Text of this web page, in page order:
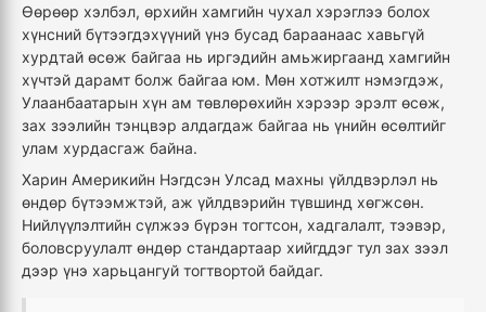
Өөрөөр хэлбэл, өрхийн хамгийн чухал хэрэглээ болох
хүнсний бүтээгдэхүүний үнэ бусад бараанаас хавьгүй
хурдтай өсөж байгаа нь иргэдийн амьжиргаанд хамгийн
хүчтэй дарамт болж байгаа юм. Мөн хотжилт нэмэгдэж,
Улаанбаатарын хүн ам төвлөрөхийн хэрээр эрэлт өсөж,
зах зээлийн тэнцвэр алдагдаж байгаа нь үнийн өсөлтийг
улам хурдасгаж байна.
Харин Америкийн Нэгдсэн Улсад махны үйлдвэрлэл нь
өндөр бүтээмжтэй, аж үйлдвэрийн түвшинд хөгжсөн.
Нийлүүлэлтийн сүлжээ бүрэн тогтсон, хадгалалт, тээвэр,
боловсруулалт өндөр стандартаар хийгддэг тул зах зээл
дээр үнэ харьцангуй тогтвортой байдаг.